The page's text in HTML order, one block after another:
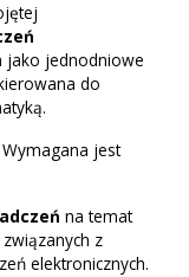
jako jednodniowe
do
Wymagana jest
na temat
z
elektronicznych.